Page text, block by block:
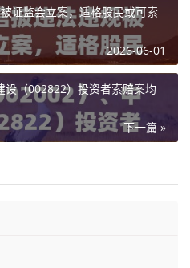
证监会立案，适格股民或可索
2026-06-01
（002822）投资者索赔案均
下一篇 »